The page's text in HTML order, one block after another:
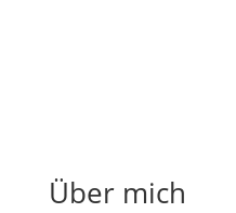
Über mich